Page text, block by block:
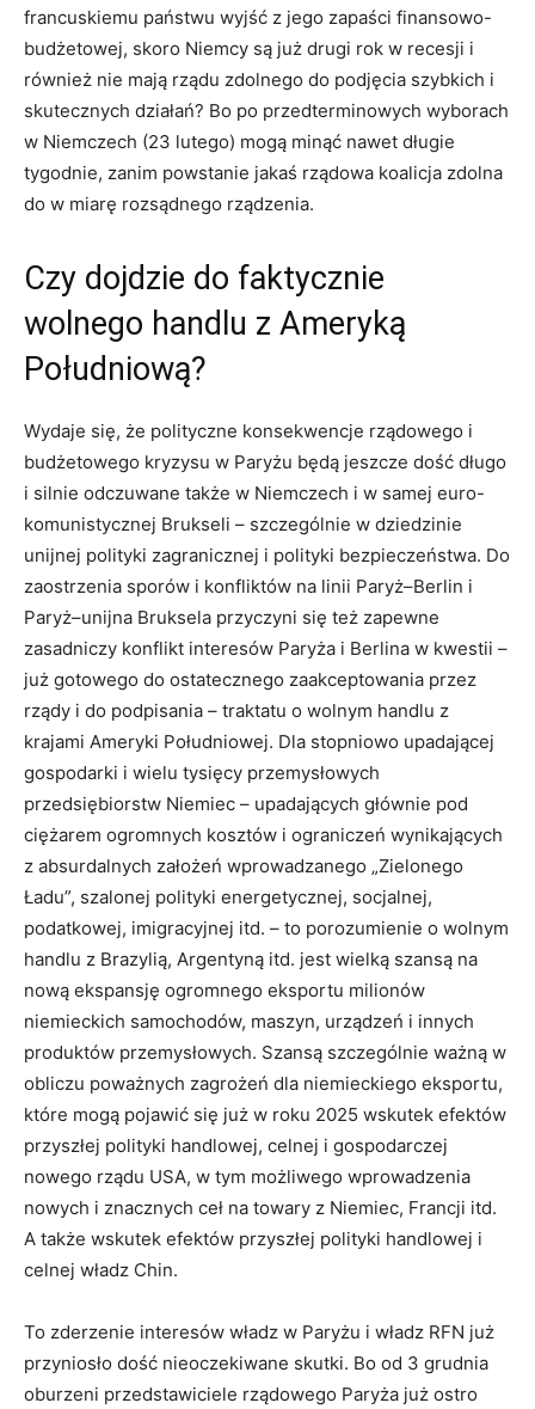
francuskiemu państwu wyjść z jego zapaści finansowo-
budżetowej, skoro Niemcy są już drugi rok w recesji i
również nie mają rządu zdolnego do podjęcia szybkich i
skutecznych działań? Bo po przedterminowych wyborach
w Niemczech (23 lutego) mogą minąć nawet długie
tygodnie, zanim powstanie jakaś rządowa koalicja zdolna
do w miarę rozsądnego rządzenia.
Czy dojdzie do faktycznie
wolnego handlu z Ameryką
Południową?
Wydaje się, że polityczne konsekwencje rządowego i
budżetowego kryzysu w Paryżu będą jeszcze dość długo
i silnie odczuwane także w Niemczech i w samej euro-
komunistycznej Brukseli – szczególnie w dziedzinie
unijnej polityki zagranicznej i polityki bezpieczeństwa. Do
zaostrzenia sporów i konfliktów na linii Paryż–Berlin i
Paryż–unijna Bruksela przyczyni się też zapewne
zasadniczy konflikt interesów Paryża i Berlina w kwestii –
już gotowego do ostatecznego zaakceptowania przez
rządy i do podpisania – traktatu o wolnym handlu z
krajami Ameryki Południowej. Dla stopniowo upadającej
gospodarki i wielu tysięcy przemysłowych
przedsiębiorstw Niemiec – upadających głównie pod
ciężarem ogromnych kosztów i ograniczeń wynikających
z absurdalnych założeń wprowadzanego „Zielonego
Ładu”, szalonej polityki energetycznej, socjalnej,
podatkowej, imigracyjnej itd. – to porozumienie o wolnym
handlu z Brazylią, Argentyną itd. jest wielką szansą na
nową ekspansję ogromnego eksportu milionów
niemieckich samochodów, maszyn, urządzeń i innych
produktów przemysłowych. Szansą szczególnie ważną w
obliczu poważnych zagrożeń dla niemieckiego eksportu,
które mogą pojawić się już w roku 2025 wskutek efektów
przyszłej polityki handlowej, celnej i gospodarczej
nowego rządu USA, w tym możliwego wprowadzenia
nowych i znacznych ceł na towary z Niemiec, Francji itd.
A także wskutek efektów przyszłej polityki handlowej i
celnej władz Chin.
To zderzenie interesów władz w Paryżu i władz RFN już
przyniosło dość nieoczekiwane skutki. Bo od 3 grudnia
oburzeni przedstawiciele rządowego Paryża już ostro